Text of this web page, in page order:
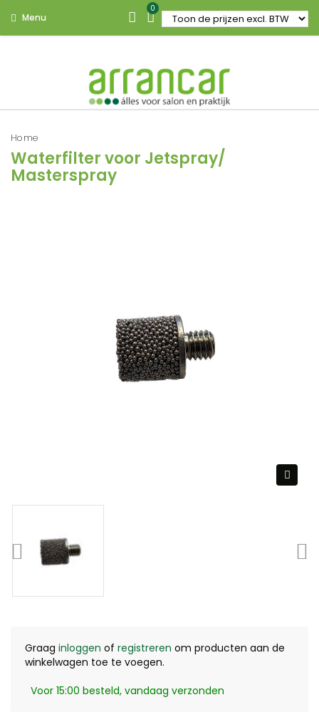
Menu
0
Home
Waterfilter voor Jetspray/
Masterspray
Graag inloggen of registreren om producten aan de
winkelwagen toe te voegen.
Voor 15:00 besteld, vandaag verzonden